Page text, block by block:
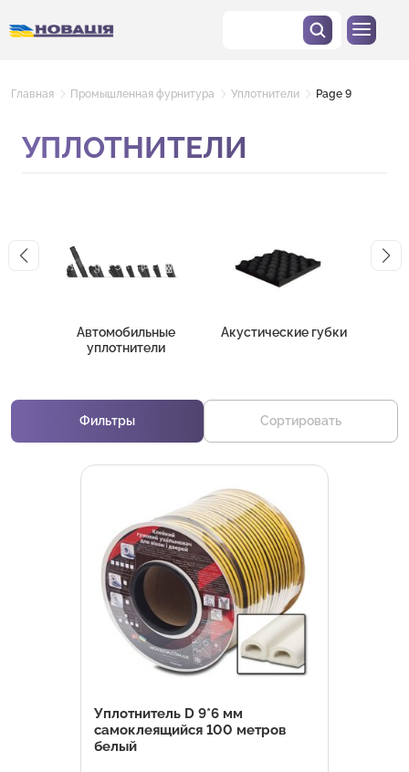
Главная Промышленная фурнитура Уплотнители Page 9
УПЛОТНИТЕЛИ
Автомобильные
уплотнители
Акустические губки
Фильтры Сортировать
Уплотнитель D 9*6 мм
самоклеящийся 100 метров
белый